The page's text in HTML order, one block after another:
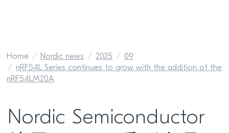
Home Nordic news 2025
09
nRF54L Series continues to grow with the addition of the
nRF54LM20A
Nordic Semiconductor